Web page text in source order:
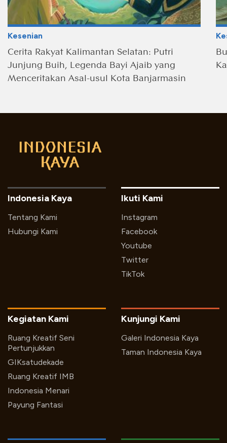
Kesenian
Cerita Rakyat Kalimantan Selatan: Putri
Junjung Buih, Legenda Bayi Ajaib yang
Menceritakan Asal-usul Kota Banjarmasin
Indonesia Kaya
Tentang Kami
Hubungi Kami
Ikuti Kami
Instagram
Facebook
Youtube
Twitter
TikTok
Kegiatan Kami
Ruang Kreatif Seni
Pertunjukkan
GIKsatudekade
Ruang Kreatif IMB
Indonesia Menari
Payung Fantasi
Kunjungi Kami
Galeri Indonesia Kaya
Taman Indonesia Kaya